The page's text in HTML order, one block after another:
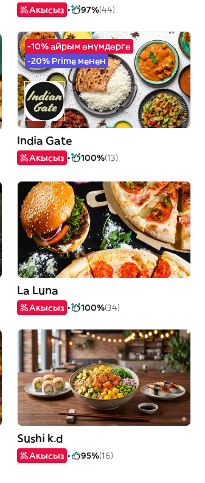
Акысыз 97%(44)
-10% айрым өнүмдөргө
-20% Prime менен
India Gate
Акысыз 100%(13)
La Luna
Акысыз 100%(34)
Sushi k.d
Акысыз 95%(16)